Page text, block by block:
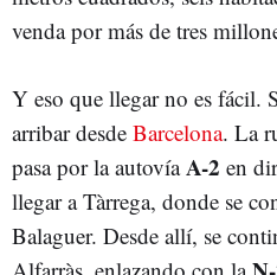
venda por más de tres
Y eso que llegar no es fácil.
arribar desde Barcelona. La
pasa por la autovíaA-2 en
llegar a Tàrrega, donde se
Balaguer. Desde allí, se
Alfarràs, enlazando con la